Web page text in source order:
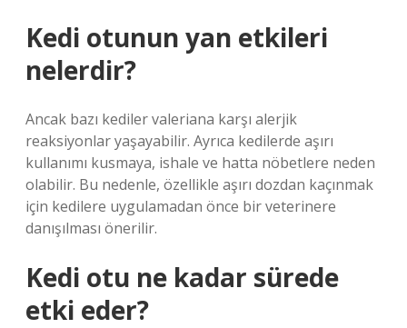
Kedi otunun yan etkileri
nelerdir?
Ancak bazı kediler valeriana karşı alerjik
reaksiyonlar yaşayabilir. Ayrıca kedilerde aşırı
kullanımı kusmaya, ishale ve hatta nöbetlere neden
olabilir. Bu nedenle, özellikle aşırı dozdan kaçınmak
için kedilere uygulamadan önce bir veterinere
danışılması önerilir.
Kedi otu ne kadar sürede
etki eder?